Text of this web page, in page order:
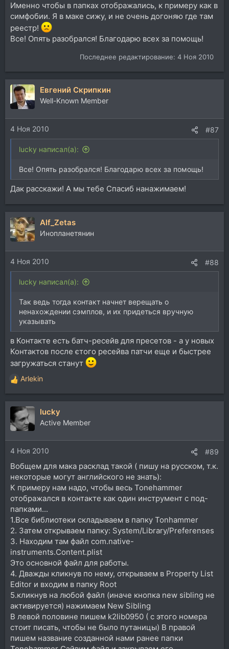
Именно чтобы в папках отображались, к примеру как в
симфобии. Я в маке сижу, и не очень догоняю где там
реестр!
Все! Опять разобрался! Благодарю всех за помощь!
Последнее редактирование: 4 Ноя 2010
Евгений Скрипкин
Well-Known Member
4 Ноя 2010 #87
lucky написал(а):
Все! Опять разобрался! Благодарю всех за помощь!
Дак расскажи! А мы тебе Спасиб нанажимаем!
Alf_Zetas
Инопланетянин
4 Ноя 2010 #88
lucky написал(а):
Так ведь тогда контакт начнет верещать о
ненахождении сэмплов, и их придеться вручную
указывать
в Контакте есть батч-ресейв для пресетов - а у новых
Контактов после єтого ресейва патчи еще и быстрее
загружаться станут
Р
е
а
ц
и
и
:
Arlekin
lucky
Active Member
4 Ноя 2010 #89
Вобщем для мака расклад такой ( пишу на русском, т.к.
некоторые могут английского не знать):
К примеру нам надо, чтобы весь Tonehammer
отображался в контакте как один инструмент с под-
папками...
1.Все библиотеки складываем в папку Tonhammer
2. Затем открываем папку: System/Library/Preferenses
3. Находим там файл com.native-
instruments.Content.plist
Это основной файл для работы.
4. Дважды кликнув по нему, открываем в Property List
Editor и входим в папку Root
5.кликнув на любой файл (иначе кнопка new sibling не
активируется) нажимаем New Sibling
В левой половине пишем k2lib0950 ( с этого номера
стоит писать, чтобы не было путаницы) В правой
пишем название созданной нами ранее папки